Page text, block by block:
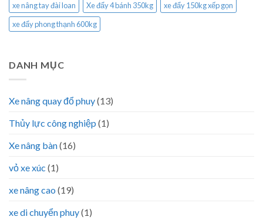
xe nâng tay đài loan
Xe đẩy 4 bánh 350kg
xe đẩy 150kg xếp gọn
xe đẩy phong thạnh 600kg
DANH MỤC
Xe nâng quay đổ phuy(13)
Thủy lực công nghiệp (1)
Xe nâng bàn(16)
vỏ xe xúc (1)
xe nâng cao (19)
xe di chuyển phuy(1)